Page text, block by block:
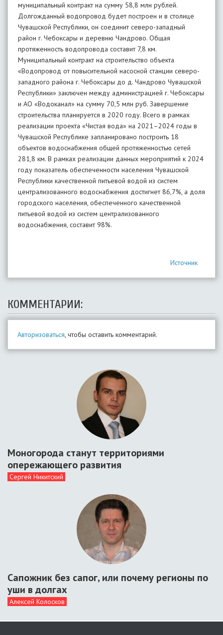
муниципальный контракт на сумму 58,8 млн рублей.
Долгожданный водопровод будет построен и в столице
Чувашской Республики, он соединит северо-западный
район г. Чебоксары и деревню Чандрово. Общая
протяженность водопровода составит 7,8 км.
Муниципальный контракт на строительство объекта
«Водопровод от повысительной насосной станции северо-
западного района г. Чебоксары до д. Чандрово Чувашской
Республики» заключен между администрацией г. Чебоксары
и АО «Водоканал» на сумму 70,5 млн руб. Завершение
строительства планируется в 2020 году. Всего в рамках
реализации проекта «Чистая вода» на 2021–2024 годы в
Чувашской Республике запланировано построить 18
объектов водоснабжения общей протяженностью сетей
281,8 км. В рамках реализации данных мероприятий к 2024
году показатель обеспеченности населения Чувашской
Республики качественной питьевой водой из систем
централизованного водоснабжения достигнет 86,7%, а доля
городского населения, обеспеченного качественной
питьевой водой из систем централизованного
водоснабжения, составит 98%.
Источник
КОММЕНТАРИИ:
Авторизоваться, чтобы оставить комментарий.
Моногорода станут территориями
опережающего развития
Сергей Никитский
Сапожник без сапог, или почему регионы по
уши в долгах
Алексей Колосков